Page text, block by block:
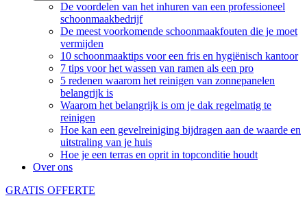
De voordelen van het inhuren van een professioneel
schoonmaakbedrijf
De meest voorkomende schoonmaakfouten die je moet
vermijden
10 schoonmaaktips voor een fris en hygiënisch kantoor
7 tips voor het wassen van ramen als een pro
5 redenen waarom het reinigen van zonnepanelen
belangrijk is
Waarom het belangrijk is om je dak regelmatig te
reinigen
Hoe kan een gevelreiniging bijdragen aan de waarde en
uitstraling van je huis
Hoe je een terras en oprit in topconditie houdt
Over ons
GRATIS OFFERTE